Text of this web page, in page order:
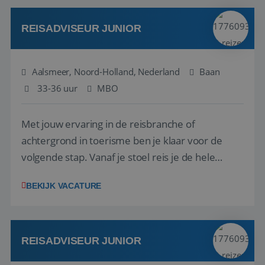
werken: of het nu gaat om vragen ...
REISADVISEUR JUNIOR
Aalsmeer, Noord-Holland, Nederland
Baan
33-36 uur
MBO
Met jouw ervaring in de reisbranche of
achtergrond in toerisme ben je klaar voor de
volgende stap. Vanaf je stoel reis je de hele
wensen van je team, je klant en wat er in de
klanten te overtuigen om die droomreis te
boeken! ...
BEKIJK VACATURE
REISADVISEUR JUNIOR